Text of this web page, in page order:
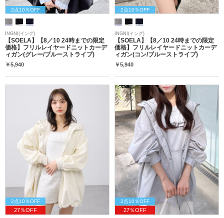
2点10％OFF
INGNI(イング)
【SOELA】【8／10 24時までの限定
価格】フリルレイヤードニットカーデ
ィガン(グレー/ブルーストライプ)
￥5,940
2点10％OFF
INGNI(イング)
【SOELA】【8／10 24時までの限定
価格】フリルレイヤードニットカーデ
ィガン(コン/ブルーストライプ)
￥5,940
2点10％OFF
27％OFF
2点10％OFF
27％OFF